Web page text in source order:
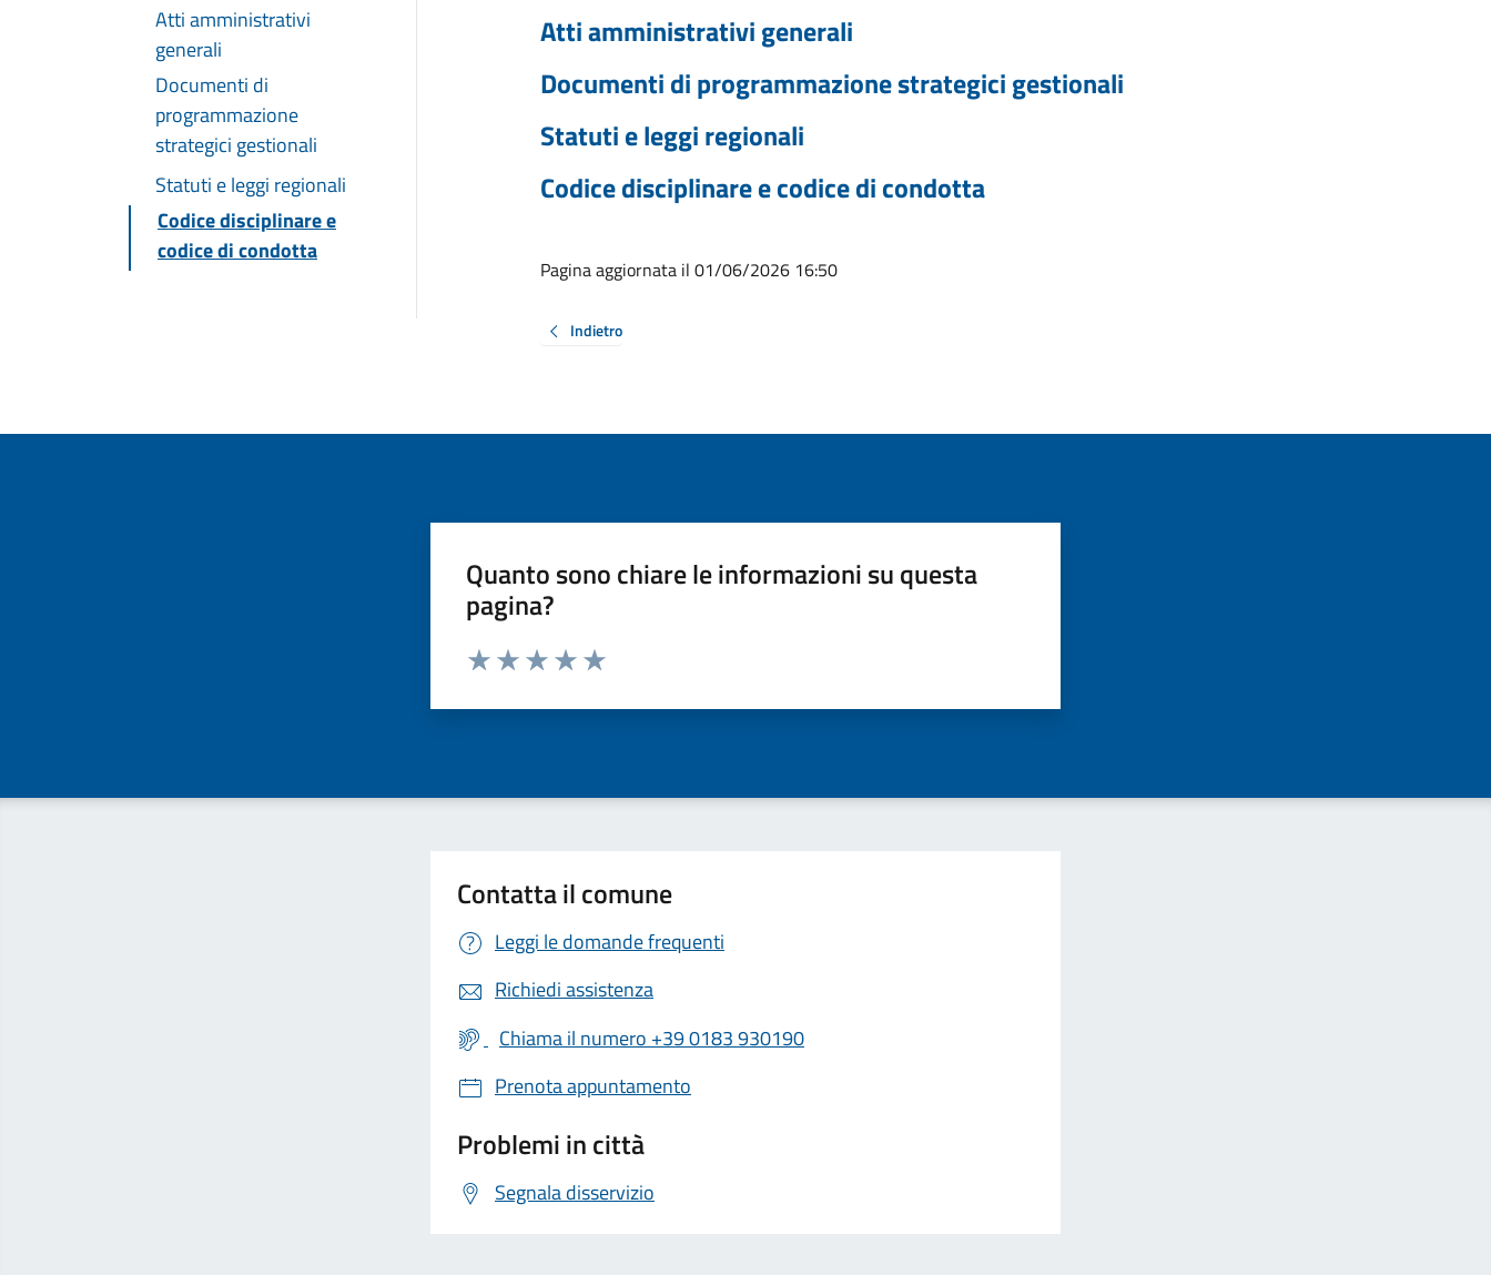
Atti amministrativi
generali
Documenti di
programmazione
strategici gestionali
Statuti e leggi regionali
Codice disciplinare e
codice di condotta
Atti amministrativi generali
Documenti di programmazione strategici gestionali
Statuti e leggi regionali
Codice disciplinare e codice di condotta
Pagina aggiornata il 01/06/2026 16:50
Indietro
Quanto sono chiare le informazioni su questa
pagina?
Valuta da 1 a 5 stelle la pagina
Contatta il comune
Leggi le domande frequenti
Richiedi assistenza
Chiama il numero +39 0183 930190
Prenota appuntamento
Problemi in città
Segnala disservizio